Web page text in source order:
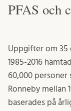
PFAS och
Uppgifter om 35
1985-2016
60,000
Ronneby mellan
baserades på